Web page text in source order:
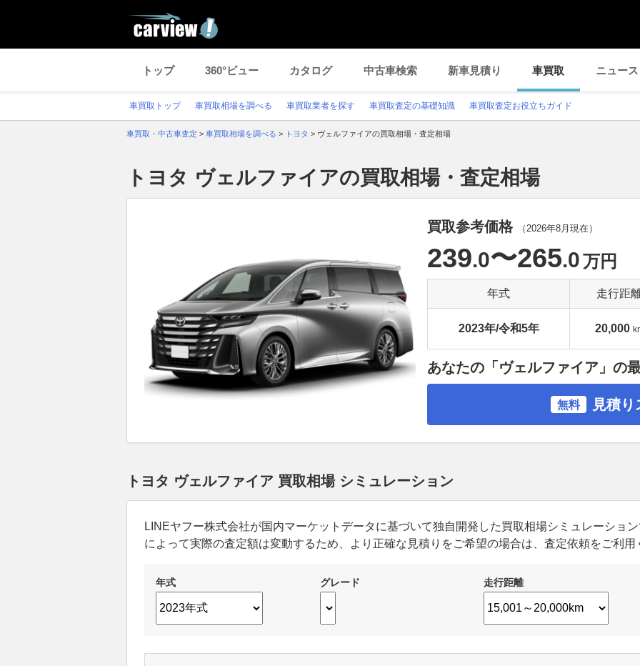
トップ 360°ビュー カタログ 中古車検索 新車見積り 車買取 ニュース
車買取トップ 車買取相場を調べる 車買取業者を探す 車買取査定の基礎知識 車買取査定お役立ちガイド
車買取・中古車査定 > 車買取相場を調べる > トヨタ > ヴェルファイアの買取相場・査定相場
トヨタ ヴェルファイアの買取相場・査定相場
買取参考価格 （2026年8月 現在）
239.0〜265.0万円
年式 走行距
2023年/令和5年 20,000
あなたの「ヴェルファイア」の
無料 見積
トヨタ ヴェルファイア 買取相場 シミュレーション
LINEヤフー株式会社が国内マーケットデータに基づいて独自開発した買取相場シミュレーショ
によって実際の査定額は変動するため、より正確な見積りをご希望の場合は、査定依頼をご利用
年式 グレード 走行距離